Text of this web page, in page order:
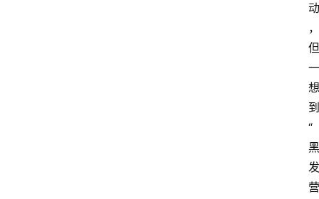
动
，
但
一
想
到
“
黑
发
营